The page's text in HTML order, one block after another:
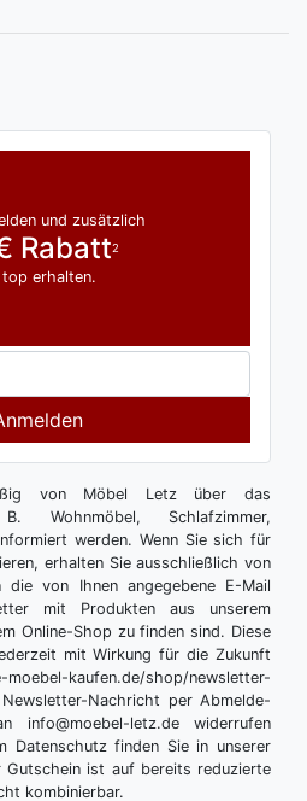
und zusätzlich
Rabatt2
erhalten.
von Möbel Letz über das
Wohnmöbel, Schlafzimmer,
werden. Wenn Sie sich für
erhalten Sie ausschließlich von
die von Ihnen angegebene E-Mail
mit Produkten aus unserem
Online-Shop zu finden sind. Diese
mit Wirkung für die Zukunft
kaufen.de/shop/newsletter-
Nachricht per Abmelde-
letz.de widerrufen
Datenschutz finden Sie in unserer
Gutschein ist auf bereits reduzierte
kombinierbar.